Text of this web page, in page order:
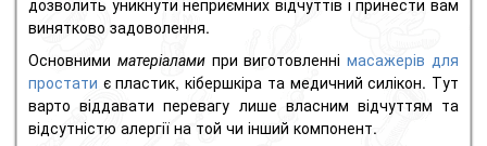
дозволить уникнути неприємних відчуттів і принести вам
винятково задоволення.
Основними матеріаламипри виготовленнімасажерів для
простати є пластик, кібершкіра та медичний силікон. Тут
варто віддавати перевагу лише власним відчуттям та
відсутністю алергії на той чи інший компонент.